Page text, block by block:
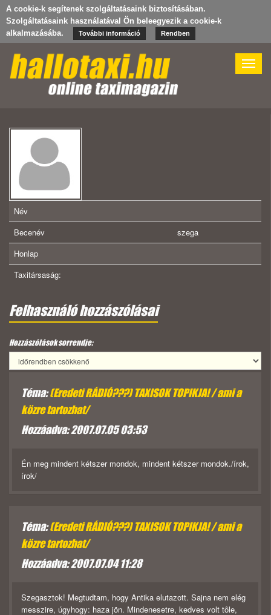
A cookie-k segítenek szolgáltatásaink biztosításában.
Szolgáltatásaink használatával Ön beleegyezik a cookie-k
alkalmazásába.
További információ Rendben
Toggle
Név
Becenév
szega
Honlap
Taxitársaság:
Felhasználó hozzászólásai
Hozzászólások sorrendje:
Téma:(Eredeti RÁDIÓ???) TAXISOK TOPIKJA! / ami a
közre tartozhat/
Hozzáadva: 2007.07.05 03:53
Én meg mindent kétszer mondok, mindent kétszer mondok./írok,
írok/
Téma:(Eredeti RÁDIÓ???) TAXISOK TOPIKJA! / ami a
közre tartozhat/
Hozzáadva: 2007.07.04 11:28
Szegasztok! Megtudtam, hogy Antika elutazott. Sajna nem elég
messzire, úgyhogy: haza jön. Mindenesetre, kedves volt tôle,